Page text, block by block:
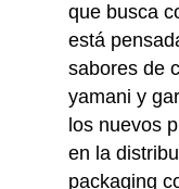
que busca
está
sabores de
yamani y
los nuevos
en la
packaging